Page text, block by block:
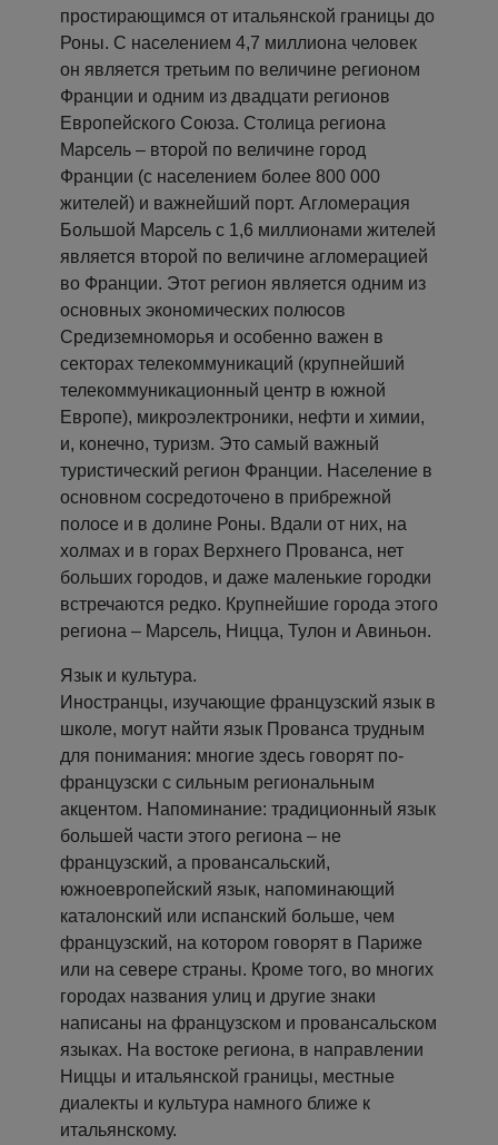
простирающимся от итальянской границы до
Роны. С населением 4,7 миллиона человек
он является третьим по величине регионом
Франции и одним из двадцати регионов
Европейского Союза. Столица региона
Марсель – второй по величине город
Франции (с населением более 800 000
жителей) и важнейший порт. Агломерация
Большой Марсель с 1,6 миллионами жителей
является второй по величине агломерацией
во Франции. Этот регион является одним из
основных экономических полюсов
Средиземноморья и особенно важен в
секторах телекоммуникаций (крупнейший
телекоммуникационный центр в южной
Европе), микроэлектроники, нефти и химии,
и, конечно, туризм. Это самый важный
туристический регион Франции. Население в
основном сосредоточено в прибрежной
полосе и в долине Роны. Вдали от них, на
холмах и в горах Верхнего Прованса, нет
больших городов, и даже маленькие городки
встречаются редко. Крупнейшие города этого
региона – Марсель, Ницца, Тулон и Авиньон.
Язык и культура.
Иностранцы, изучающие французский язык в
школе, могут найти язык Прованса трудным
для понимания: многие здесь говорят по-
французски с сильным региональным
акцентом. Напоминание: традиционный язык
большей части этого региона – не
французский, а провансальский,
южноевропейский язык, напоминающий
каталонский или испанский больше, чем
французский, на котором говорят в Париже
или на севере страны. Кроме того, во многих
городах названия улиц и другие знаки
написаны на французском и провансальском
языках. На востоке региона, в направлении
Ниццы и итальянской границы, местные
диалекты и культура намного ближе к
итальянскому.